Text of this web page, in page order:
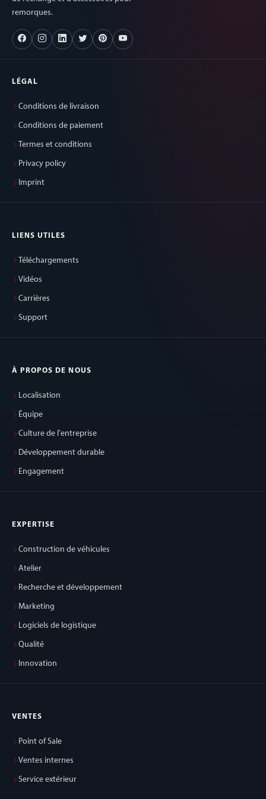
remorques.
LÉGAL
Conditions de livraison
Conditions de paiement
Termes et conditions
Privacy policy
Imprint
LIENS UTILES
Téléchargements
Vidéos
Carrières
Support
À PROPOS DE NOUS
Localisation
Équipe
Culture de l'entreprise
Développement durable
Engagement
EXPERTISE
Construction de véhicules
Atelier
Recherche et développement
Marketing
Logiciels de logistique
Qualité
Innovation
VENTES
Point of Sale
Ventes internes
Service extérieur